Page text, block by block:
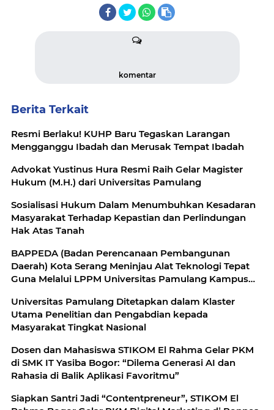
komentar
Berita Terkait
Resmi Berlaku! KUHP Baru Tegaskan Larangan
Mengganggu Ibadah dan Merusak Tempat Ibadah
Advokat Yustinus Hura Resmi Raih Gelar Magister
Hukum (M.H.) dari Universitas Pamulang
Sosialisasi Hukum Dalam Menumbuhkan Kesadaran
Masyarakat Terhadap Kepastian dan Perlindungan
Hak Atas Tanah
BAPPEDA (Badan Perencanaan Pembangunan
Daerah) Kota Serang Meninjau Alat Teknologi Tepat
Guna Melalui LPPM Universitas Pamulang Kampus
Universitas Pamulang Ditetapkan dalam Klaster
Utama Penelitian dan Pengabdian kepada
Masyarakat Tingkat Nasional
Dosen dan Mahasiswa STIKOM El Rahma Gelar PKM
di SMK IT Yasiba Bogor: “Dilema Generasi AI dan
Rahasia di Balik Aplikasi Favoritmu”
Siapkan Santri Jadi “Contentpreneur”, STIKOM El